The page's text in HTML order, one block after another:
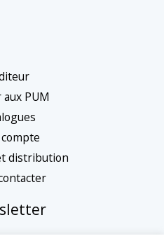
PUM
distribution